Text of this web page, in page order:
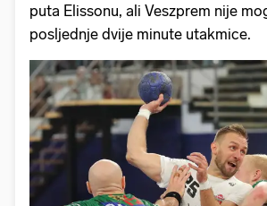
puta Elissonu, ali Veszprem nije
posljednje dvije minute utakmice.